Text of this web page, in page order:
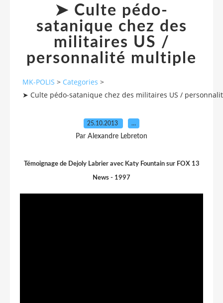
➤ Culte pédo-
satanique chez des
militaires US /
personnalité multiple
MK-POLIS > Categories >
➤ Culte pédo-satanique chez des militaires US /
25.10.2013 …
Par Alexandre Lebreton
Témoignage de Dejoly Labrier avec Katy Fountain sur FOX 13
News - 1997